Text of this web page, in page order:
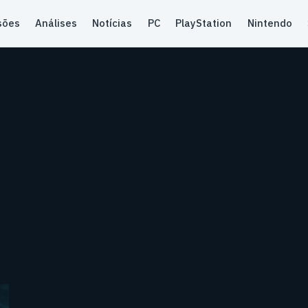
Análises Notícias PC PlayStation Nintendo